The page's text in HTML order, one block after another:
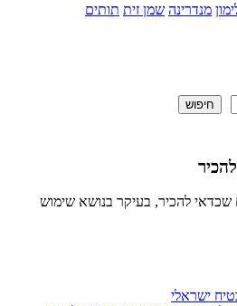
שמן זית תותים
להכיר, בעיקר בנושא שימוש